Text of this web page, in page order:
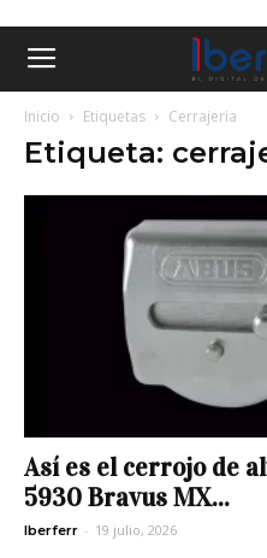
Inicio Etiquetas Cerrajeria
Etiqueta:
Así es el cerrojo de
5930 Bravus MX...
Iberferr - 19 julio, 2026